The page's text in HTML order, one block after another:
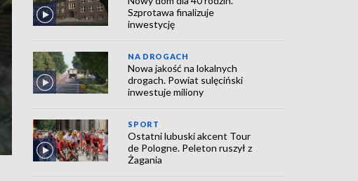
Szprotawa finalizuje
inwestycję
NA DROGACH
Nowa jakość na lokalnych
drogach. Powiat sulęciński
inwestuje miliony
SPORT
Ostatni lubuski akcent Tour
de Pologne. Peleton ruszył z
Żagania